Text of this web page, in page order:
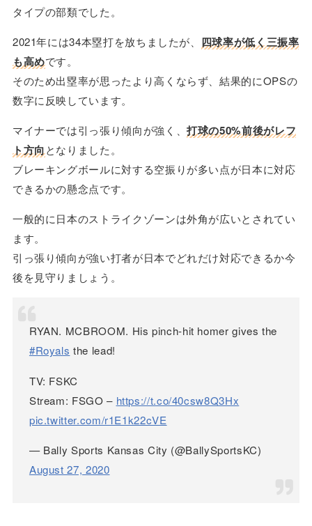
タイプの部類でした。
2021年には34本塁打を放ちましたが、 四球率が低く三振率
も高めです。
そのため出塁率が思ったより高くならず、結果的にOPSの
数字に反映しています。
マイナーでは引っ張り傾向が強く、打球の50%前後がレフ
ト方向となりました。
ブレーキングボールに対する空振りが多い点が日本に対応
できるかの懸念点です。
一般的に日本のストライクゾーンは外角が広いとされてい
ます。
引っ張り傾向が強い打者が日本でどれだけ対応できるか今
後を見守りましょう。
RYAN. MCBROOM. His pinch-hit homer gives the
#Royals the lead!
TV: FSKC
Stream: FSGO – https://t.co/40csw8Q3Hx
pic.twitter.com/r1E1k22cVE
— Bally Sports Kansas City (@BallySportsKC)
August 27, 2020